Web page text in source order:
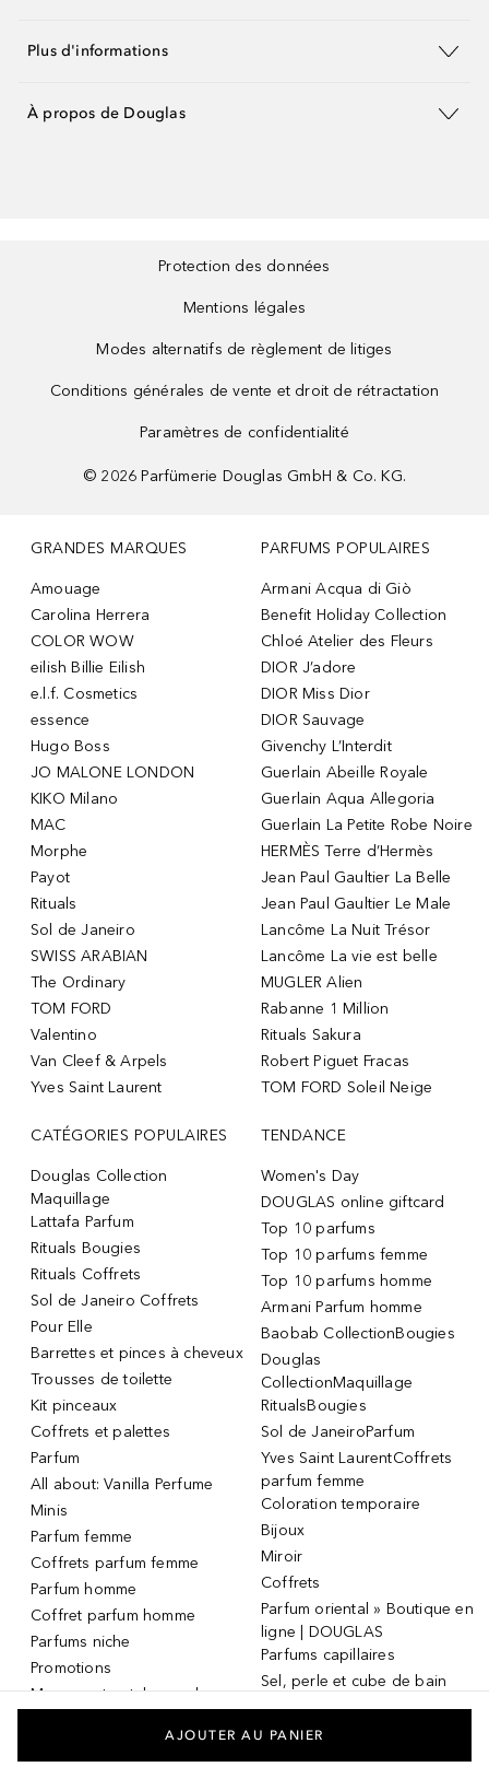
Plus d'informations
À propos de Douglas
Protection des données
Mentions légales
Modes alternatifs de règlement de litiges
Conditions générales de vente et droit de rétractation
Paramètres de confidentialité
© 2026 Parfümerie Douglas GmbH & Co. KG.
GRANDES MARQUES
Amouage
Carolina Herrera
COLOR WOW
eilish Billie Eilish
e.l.f. Cosmetics
essence
Hugo Boss
JO MALONE LONDON
KIKO Milano
MAC
Morphe
Payot
Rituals
Sol de Janeiro
SWISS ARABIAN
The Ordinary
TOM FORD
Valentino
Van Cleef & Arpels
Yves Saint Laurent
PARFUMS POPULAIRES
Armani Acqua di Giò
Benefit Holiday Collection
Chloé Atelier des Fleurs
DIOR J’adore
DIOR Miss Dior
DIOR Sauvage
Givenchy L’Interdit
Guerlain Abeille Royale
Guerlain Aqua Allegoria
Guerlain La Petite Robe Noire
HERMÈS Terre d’Hermès
Jean Paul Gaultier La Belle
Jean Paul Gaultier Le Male
Lancôme La Nuit Trésor
Lancôme La vie est belle
MUGLER Alien
Rabanne 1 Million
Rituals Sakura
Robert Piguet Fracas
TOM FORD Soleil Neige
CATÉGORIES POPULAIRES
Douglas Collection
Maquillage
Lattafa Parfum
Rituals Bougies
Rituals Coffrets
Sol de Janeiro Coffrets
Pour Elle
Barrettes et pinces à cheveux
Trousses de toilette
Kit pinceaux
Coffrets et palettes
Parfum
All about: Vanilla Perfume
Minis
Parfum femme
Coffrets parfum femme
Parfum homme
Coffret parfum homme
Parfums niche
Promotions
Masque et patch pour les
TENDANCE
Women's Day
DOUGLAS online giftcard
Top 10 parfums
Top 10 parfums femme
Top 10 parfums homme
Armani Parfum homme
Baobab CollectionBougies
Douglas
CollectionMaquillage
RitualsBougies
Sol de JaneiroParfum
Yves Saint LaurentCoffrets
parfum femme
Coloration temporaire
Bijoux
Miroir
Coffrets
Parfum oriental » Boutique en
ligne | DOUGLAS
Parfums capillaires
Sel, perle et cube de bain
Dermaroller
Masque et patch pour les
AJOUTER AU PANIER